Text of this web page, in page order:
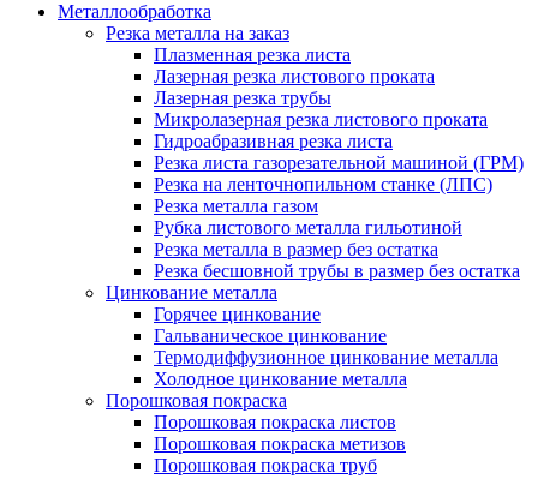
Металлообработка
Резка металла на заказ
Плазменная резка листа
Лазерная резка листового проката
Лазерная резка трубы
Микролазерная резка листового проката
Гидроабразивная резка листа
Резка листа газорезательной машиной (ГРМ)
Резка на ленточнопильном станке (ЛПС)
Резка металла газом
Рубка листового металла гильотиной
Резка металла в размер без остатка
Резка бесшовной трубы в размер без остатка
Цинкование металла
Горячее цинкование
Гальваническое цинкование
Термодиффузионное цинкование металла
Холодное цинкование металла
Порошковая покраска
Порошковая покраска листов
Порошковая покраска метизов
Порошковая покраска труб